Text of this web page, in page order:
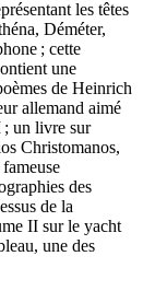
les têtes
Déméter,
; cette
une
de Heinrich
allemand aimé
; un livre sur
Christomanos,
des
de la
II sur le yacht
une des